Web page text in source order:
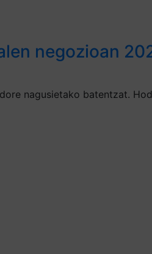
negozioan
nagusietako batentzat.